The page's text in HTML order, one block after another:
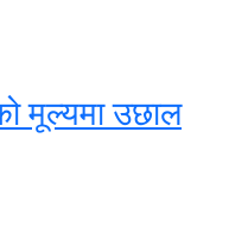
मूल्यमा उछाल